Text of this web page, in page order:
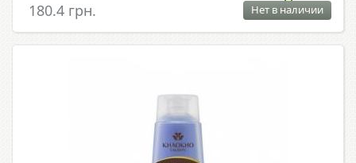
180.4 грн. Нет в наличии